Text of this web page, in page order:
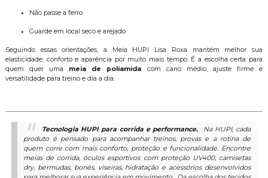
Não passe a ferro
Guarde em local seco e arejado
Seguindo essas orientações, a Meia HUPI Lisa Roxa mantém melhor sua
elasticidade, conforto e aparência por muito mais tempo. É a escolha certa para
quem quer uma meia de poliamida com cano médio, ajuste firme e
versatilidade para treino e dia a dia.
Tecnologia HUPI para corrida e performance.
Na HUPI, cada
produto é pensado para acompanhar treinos, provas e a rotina de
quem corre com mais conforto, proteção e funcionalidade. Encontre
meias de corrida, óculos esportivos com proteção UV400, camisetas
dry, bermudas, bonés, viseiras, hidratação e acessórios desenvolvidos